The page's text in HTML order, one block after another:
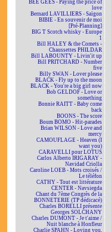
BEE GEES - Paying the price of
love
Bernard LAVILLIERS - Saïgon
BIBIE - En souvenir de moi
[Pré-Planning]
BIG T Scotch whisky - Europe
1
Bill HALEY & the Comets -
Chaussettes PHILDAR
Bill LABOUNTY - Livin'it up
Bill PRITCHARD - Number
five
Billy SWAN - Lover please
BLACK - Fly up to the moon
BLACK - You're a big girl now
Bob GELDOF - Love or
something
Bonnie RAITT - Baby come
back
BOONS - The score
Boum BOMO - Hit-parades
Brian WILSON - Love and
mercy
CAMOUFLAGE - Heaven (I
want you)
CARAVELLI pour LOTUS
Carlos Alberto IRIGARAY -
Navidad Criolla
Caroline LOEB - Mots croisés /
Le téléfon
CATHY - Tout est littérature
CENTER - Navsiegda
Chant du 7ème Congrès de la
BONNETERIE (TP dédicacé)
Charles BORELLI présente
Georges SOLCHANY
Charles DUMONT - Je t'aime /
Nuit blanche à Honfleur
Charlie SPAHN - Loving you,